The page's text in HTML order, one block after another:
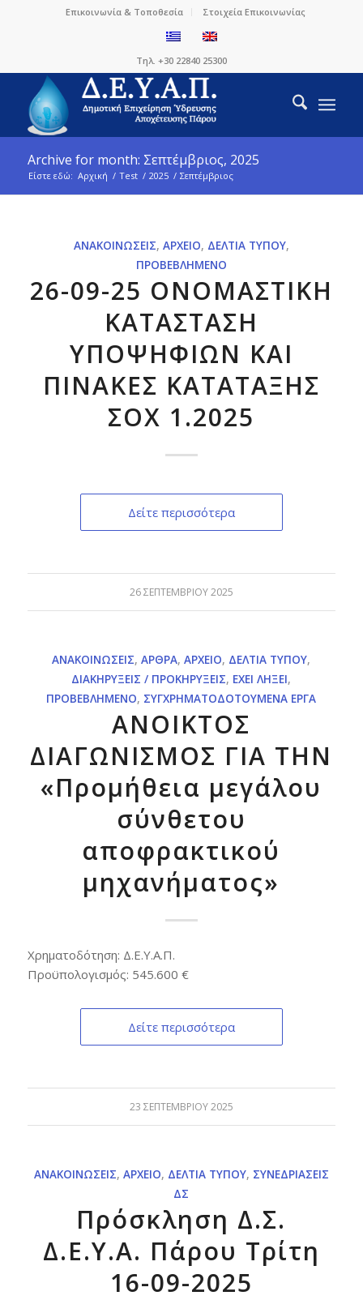
Επικοινωνία & Τοποθεσία Στοιχεία Επικοινωνίας
Τηλ. +30 22840 25300
Archive for month: Σεπτέμβριος, 2025
Είστε εδώ: Αρχική / Test / 2025 / Σεπτέμβριος
ΑΝΑΚΟΙΝΏΣΕΙΣ, ΑΡΧΕΊΟ, ΔΕΛΤΊΑ ΤΎΠΟΥ,
ΠΡΟΒΕΒΛΗΜΈΝΟ
26-09-25 ΟΝΟΜΑΣΤΙΚΗ
ΚΑΤΑΣΤΑΣΗ
ΥΠΟΨΗΦΙΩΝ ΚΑΙ
ΠΙΝΑΚΕΣ ΚΑΤΑΤΑΞΗΣ
ΣΟΧ 1.2025
Δείτε περισσότερα
26 ΣΕΠΤΕΜΒΡΊΟΥ 2025
ΑΝΑΚΟΙΝΏΣΕΙΣ,ΆΡΘΡΑ,ΑΡΧΕΊΟ, ΔΕΛΤΊΑ ΤΎΠΟΥ,
ΔΙΑΚΗΡΎΞΕΙΣ / ΠΡΟΚΗΡΎΞΕΙΣ, ΈΧΕΙ ΛΉΞΕΙ,
ΠΡΟΒΕΒΛΗΜΈΝΟ, ΣΥΓΧΡΗΜΑΤΟΔΟΤΟΎΜΕΝΑ ΈΡΓΑ
ΑΝΟΙΚΤΟΣ
ΔΙΑΓΩΝΙΣΜΟΣ ΓΙΑ ΤΗΝ
«Προμήθεια μεγάλου
σύνθετου
αποφρακτικού
μηχανήματος»
Χρηματοδότηση: Δ.Ε.Υ.Α.Π.
Προϋπολογισμός: 545.600 €
Δείτε περισσότερα
23 ΣΕΠΤΕΜΒΡΊΟΥ 2025
ΑΝΑΚΟΙΝΏΣΕΙΣ, ΑΡΧΕΊΟ, ΔΕΛΤΊΑ ΤΎΠΟΥ, ΣΥΝΕΔΡΙΆΣΕΙΣ
ΔΣ
Πρόσκληση Δ.Σ.
Δ.Ε.Υ.Α. Πάρου Τρίτη
16-09-2025